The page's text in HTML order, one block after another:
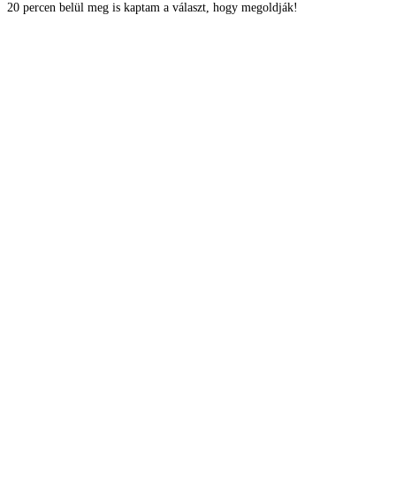
20 percen belül meg is kaptam a választ, hogy megoldják!